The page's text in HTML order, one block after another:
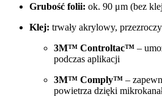
Grubość folii: ok. 90 μm (bez
Klej: trwały akrylowy,
3M™ Controltac™ –
podczas aplikacji
3M™ Comply™ –
powietrza dzięki